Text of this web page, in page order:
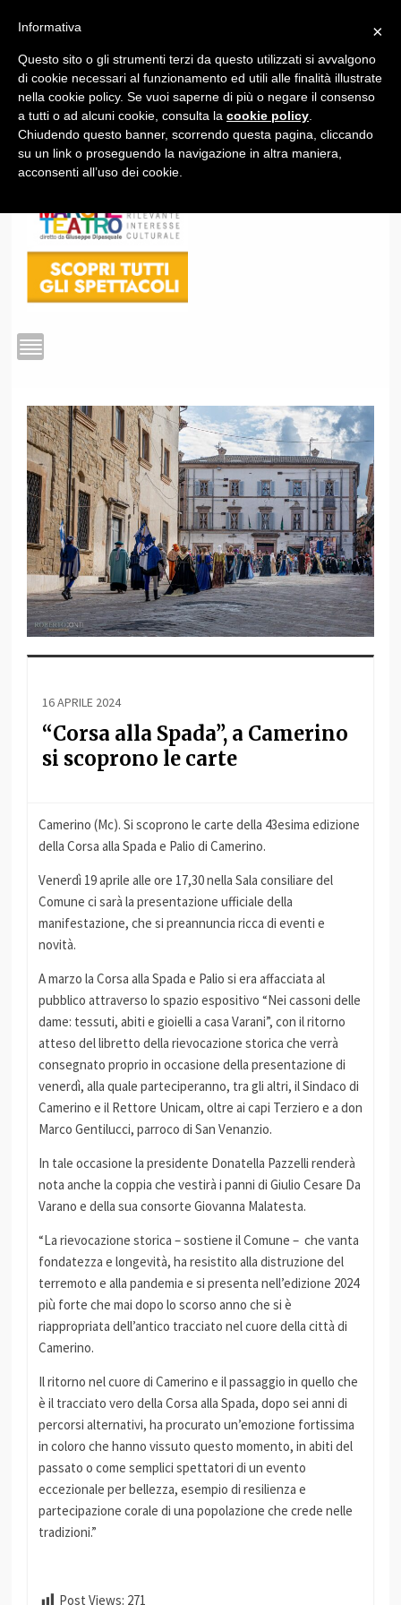
1
16 APRILE 2024
“Corsa alla Spada”, a Camerino
si scoprono le carte
Camerino (Mc). Si scoprono le carte della 43esima edizione
della Corsa alla Spada e Palio di Camerino.
Venerdì 19 aprile alle ore 17,30 nella Sala consiliare del
Comune ci sarà la presentazione ufficiale della
manifestazione, che si preannuncia ricca di eventi e
novità.
A marzo la Corsa alla Spada e Palio si era affacciata al
pubblico attraverso lo spazio espositivo “Nei cassoni delle
dame: tessuti, abiti e gioielli a casa Varani”, con il ritorno
atteso del libretto della rievocazione storica che verrà
consegnato proprio in occasione della presentazione di
venerdì, alla quale parteciperanno, tra gli altri, il Sindaco di
Camerino e il Rettore Unicam, oltre ai capi Terziero e a don
Marco Gentilucci, parroco di San Venanzio.
In tale occasione la presidente Donatella Pazzelli renderà
nota anche la coppia che vestirà i panni di Giulio Cesare Da
Varano e della sua consorte Giovanna Malatesta.
“La rievocazione storica – sostiene il Comune – che vanta
fondatezza e longevità, ha resistito alla distruzione del
terremoto e alla pandemia e si presenta nell’edizione 2024
più forte che mai dopo lo scorso anno che si è
riappropriata dell’antico tracciato nel cuore della città di
Camerino.
Il ritorno nel cuore di Camerino e il passaggio in quello che
è il tracciato vero della Corsa alla Spada, dopo sei anni di
percorsi alternativi, ha procurato un’emozione fortissima
in coloro che hanno vissuto questo momento, in abiti del
passato o come semplici spettatori di un evento
eccezionale per bellezza, esempio di resilienza e
partecipazione corale di una popolazione che crede nelle
tradizioni.”
Post Views: 271
×
Informativa
Questo sito o gli strumenti terzi da questo utilizzati si avvalgono
di cookie necessari al funzionamento ed utili alle finalità illustrate
nella cookie policy. Se vuoi saperne di più o negare il consenso
a tutti o ad alcuni cookie, consulta la cookie policy
Chiudendo questo banner, scorrendo questa pagina, cliccando
su un link o proseguendo la navigazione in altra maniera,
acconsenti all’uso dei cookie.